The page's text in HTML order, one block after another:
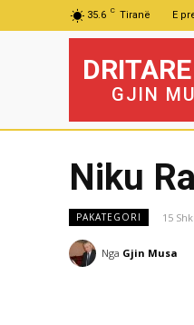
35.6 C Tiranë E
GJIN
Niku
PAKATEGORI 15
Nga Gjin Musa